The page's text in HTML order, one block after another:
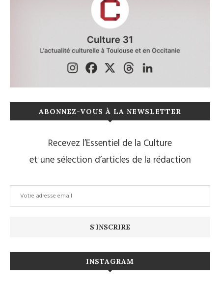
ABONNEZ-VOUS À LA NEWSLETTER
Recevez l’Essentiel de la Culture
et une sélection d’articles de la rédaction
INSTAGRAM